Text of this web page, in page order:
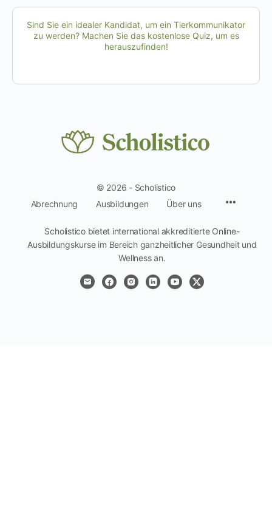
Sind Sie ein idealer Kandidat, um ein Tierkommunikator
zu werden? Machen Sie das kostenlose Quiz, um es
herauszufinden!
© 2026 - Scholistico
Abrechnung
Ausbildungen Über uns
Scholistico bietet international akkreditierte Online-
Ausbildungskurse im Bereich ganzheitlicher Gesundheit und
Wellness an.